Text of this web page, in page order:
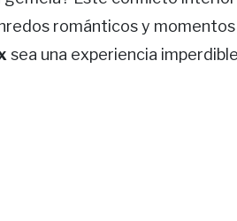
románticos y
sea una experiencia